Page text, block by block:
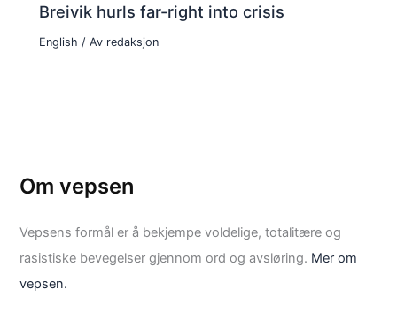
Breivik hurls far-right into crisis
English / Av redaksjon
Om vepsen
Vepsens formål er å bekjempe voldelige, totalitære og
rasistiske bevegelser gjennom ord og avsløring. Mer om
vepsen.